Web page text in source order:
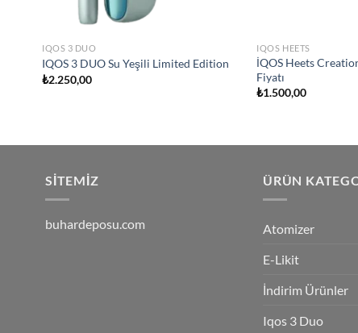
IQOS 3 DUO
IQOS 3 DUO Su Yeşili Limited Edition
₺2.250,00
IQOS HEETS
İQOS Heets
Fiyatı
₺1.500,00
SITEMIZ
buhardeposu.com
ÜRÜN
Atomizer
E-Likit
İndirim Ürünler
Iqos 3 Duo